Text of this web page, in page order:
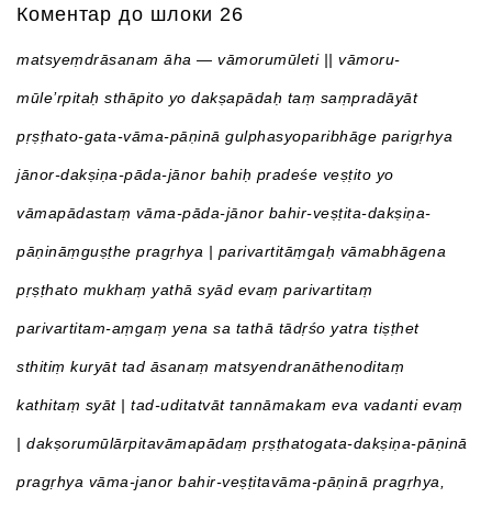
Коментар до шлоки 26
matsyeṃdrāsanam āha — vāmorumūleti || vāmoru-
mūle’rpitaḥ sthāpito yo dakṣapādaḥ taṃ saṃpradāyāt
pṛṣṭhato-gata-vāma-pāṇinā gulphasyoparibhāge parigṛhya
jānor-dakṣiṇa-pāda-jānor bahiḥ pradeśe veṣṭito yo
vāmapādastaṃ vāma-pāda-jānor bahir-veṣṭita-dakṣiṇa-
pāṇināṃguṣṭhe pragṛhya | parivartitāṃgaḥ vāmabhāgena
pṛṣṭhato mukhaṃ yathā syād evaṃ parivartitaṃ
parivartitam-aṃgaṃ yena sa tathā tādṛśo yatra tiṣṭhet
sthitiṃ kuryāt tad āsanaṃ matsyendranāthenoditaṃ
kathitaṃ syāt | tad-uditatvāt tannāmakam eva vadanti evaṃ
| dakṣorumūlārpitavāmapādaṃ pṛṣṭhatogata-dakṣiṇа-pāṇinā
pragṛhya vāma-janor bahir-veṣṭitavāma-pāṇinā pragṛhya,